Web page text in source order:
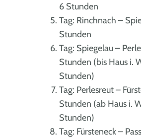
6 Stunden
Tag: Rinchnach –
Stunden
Tag: Spiegelau –
Stunden (bis Haus i.
Stunden)
Tag: Perlesreut –
Stunden (ab Haus i.
Stunden)
Tag: Fürsteneck –